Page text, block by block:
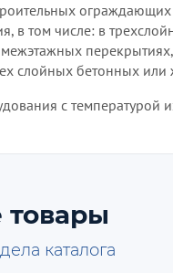
в том числе: в
слойных бетонных или
с температурой
каталога